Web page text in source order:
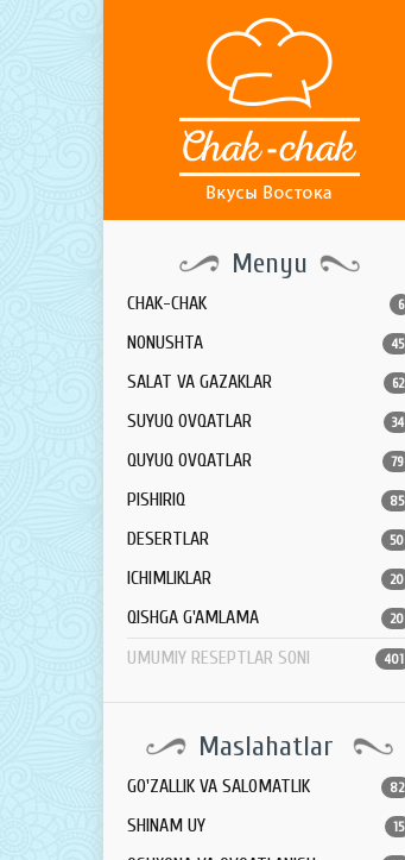
Menyu
CHAK-CHAK 6
NONUSHTA 45
SALAT VA GAZAKLAR 62
SUYUQ OVQATLAR 34
QUYUQ OVQATLAR 79
PISHIRIQ 85
DESERTLAR 50
ICHIMLIKLAR 20
QISHGA G'AMLAMA 20
UMUMIY RESEPTLAR SONI 401
Maslahatlar
GO'ZALLIK VA SALOMATLIK 82
SHINAM UY 15